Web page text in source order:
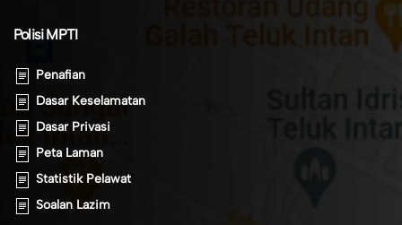
Polisi MPTI
Penafian
Dasar Keselamatan
Dasar Privasi
Peta Laman
Statistik Pelawat
Soalan Lazim